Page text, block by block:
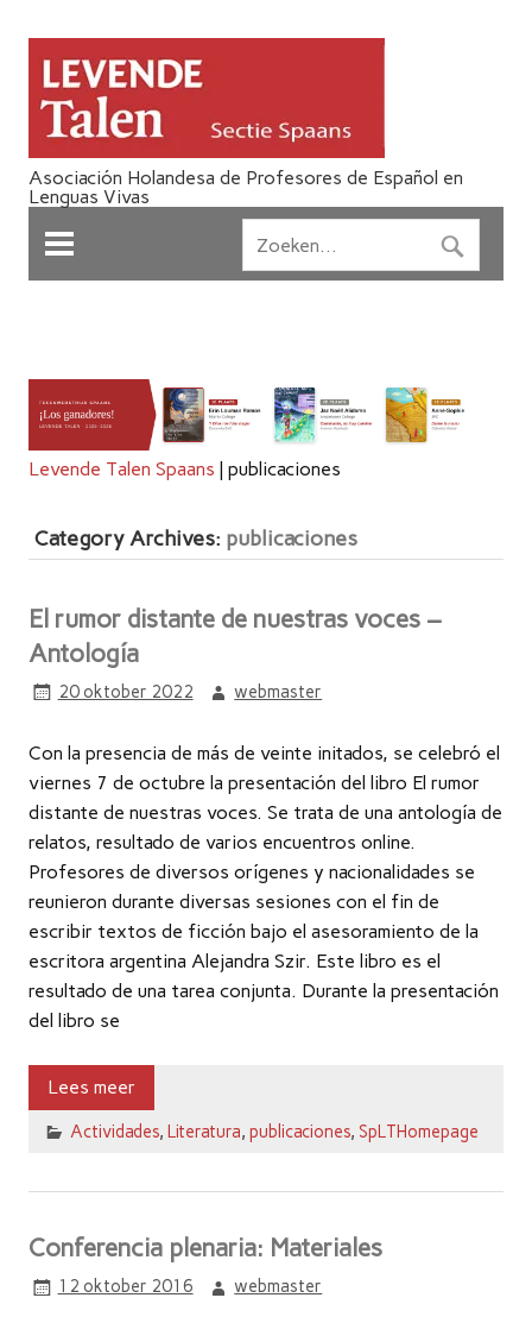
Asociación Holandesa de Profesores de Español en
Lenguas Vivas
Levende Talen Spaans | publicaciones
Category Archives: publicaciones
El rumor distante de nuestras voces –
Antología
20 oktober 2022 webmaster
Con la presencia de más de veinte initados, se celebró el
viernes 7 de octubre la presentación del libro El rumor
distante de nuestras voces. Se trata de una antología de
relatos, resultado de varios encuentros online.
Profesores de diversos orígenes y nacionalidades se
reunieron durante diversas sesiones con el fin de
escribir textos de ficción bajo el asesoramiento de la
escritora argentina Alejandra Szir. Este libro es el
resultado de una tarea conjunta. Durante la presentación
del libro se
Lees meer
Actividades, Literatura, publicaciones, SpLTHomepage
Conferencia plenaria: Materiales
12 oktober 2016 webmaster